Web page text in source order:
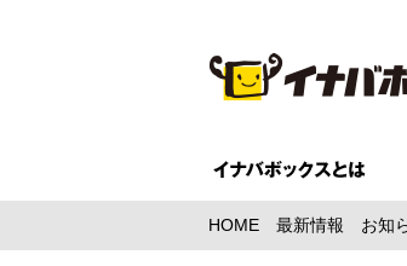
HOME 最新情報 お知